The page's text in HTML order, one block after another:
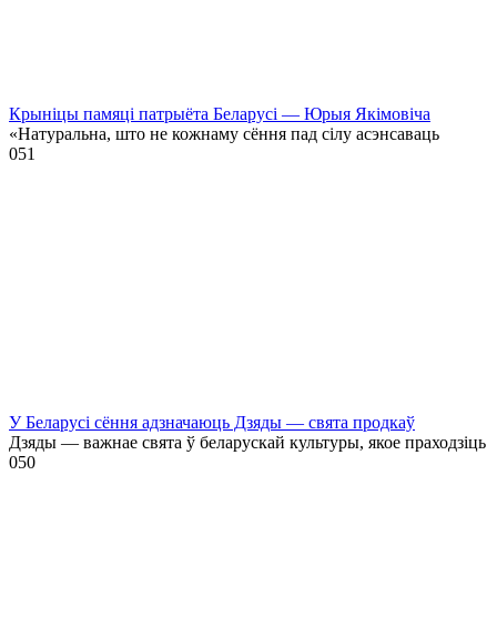
Крыніцы памяці патрыёта Беларусі — Юрыя Якімовіча
«Натуральна, што не кожнаму сёння пад сілу асэнсаваць
051
У Беларусі сёння адзначаюць Дзяды — свята продкаў
Дзяды — важнае свята ў беларускай культуры, якое праходзіць
050